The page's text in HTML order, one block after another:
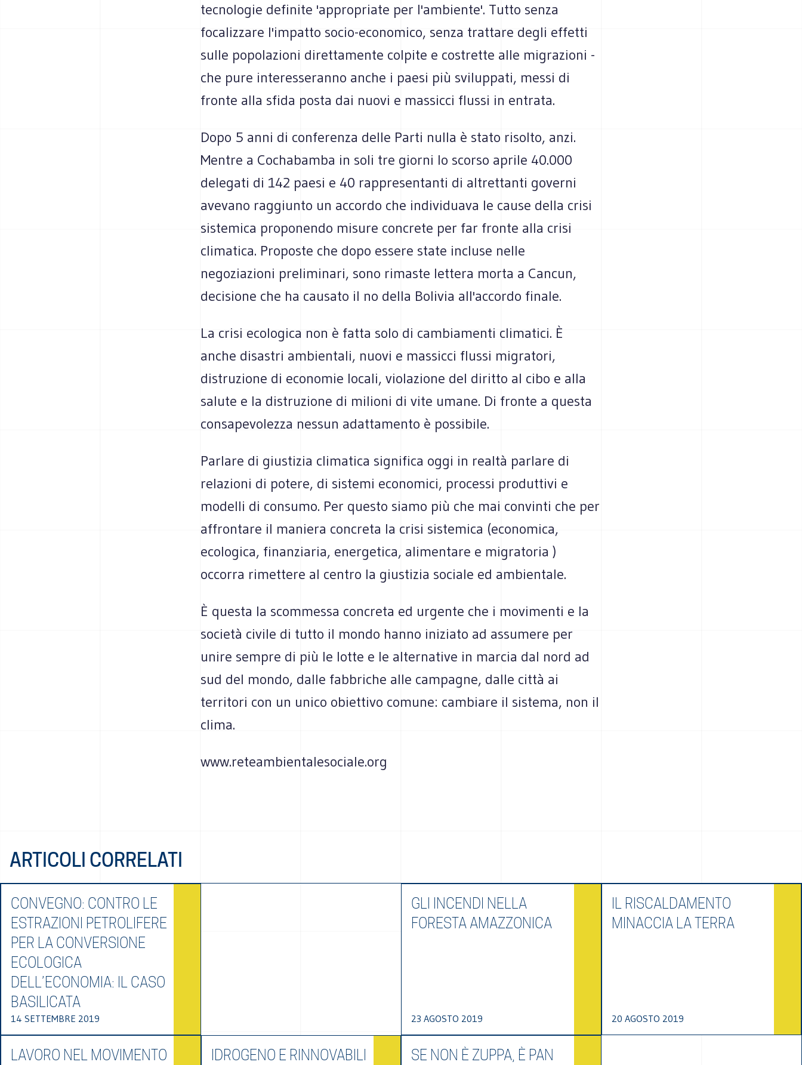
tecnologie definite 'appropriate per l'ambiente'. Tutto senza
focalizzare l'impatto socio-economico, senza trattare degli effetti
sulle popolazioni direttamente colpite e costrette alle migrazioni -
che pure interesseranno anche i paesi più sviluppati, messi di
fronte alla sfida posta dai nuovi e massicci flussi in entrata.
Dopo 5 anni di conferenza delle Parti nulla è stato risolto, anzi.
Mentre a Cochabamba in soli tre giorni lo scorso aprile 40.000
delegati di 142 paesi e 40 rappresentanti di altrettanti governi
avevano raggiunto un accordo che individuava le cause della crisi
sistemica proponendo misure concrete per far fronte alla crisi
climatica. Proposte che dopo essere state incluse nelle
negoziazioni preliminari, sono rimaste lettera morta a Cancun,
decisione che ha causato il no della Bolivia all'accordo finale.
La crisi ecologica non è fatta solo di cambiamenti climatici. È
anche disastri ambientali, nuovi e massicci flussi migratori,
distruzione di economie locali, violazione del diritto al cibo e alla
salute e la distruzione di milioni di vite umane. Di fronte a questa
consapevolezza nessun adattamento è possibile.
Parlare di giustizia climatica significa oggi in realtà parlare di
relazioni di potere, di sistemi economici, processi produttivi e
modelli di consumo. Per questo siamo più che mai convinti che per
affrontare il maniera concreta la crisi sistemica (economica,
ecologica, finanziaria, energetica, alimentare e migratoria )
occorra rimettere al centro la giustizia sociale ed ambientale.
È questa la scommessa concreta ed urgente che i movimenti e la
società civile di tutto il mondo hanno iniziato ad assumere per
unire sempre di più le lotte e le alternative in marcia dal nord ad
sud del mondo, dalle fabbriche alle campagne, dalle città ai
territori con un unico obiettivo comune: cambiare il sistema, non il
clima.
www.reteambientalesociale.org
ARTICOLI CORRELATI
CONVEGNO: CONTRO LE
ESTRAZIONI PETROLIFERE
PER LA CONVERSIONE
ECOLOGICA
DELL’ECONOMIA: IL CASO
BASILICATA
14 SETTEMBRE 2019
GLI INCENDI NELLA
FORESTA AMAZZONICA
23 AGOSTO 2019
IL RISCALDAMENTO
MINACCIA LA TERRA
20 AGOSTO 2019
LAVORO NEL MOVIMENTO IDROGENO E RINNOVABILI SE NON È ZUPPA, È PAN